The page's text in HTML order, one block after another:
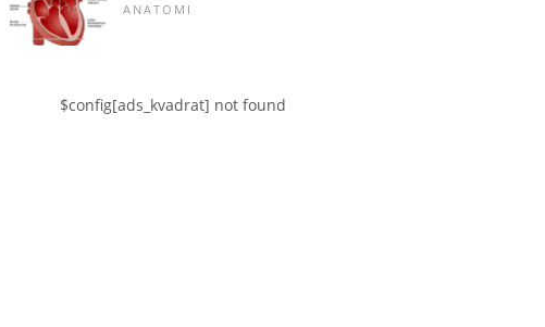
ANATOMI
$config[ads_kvadrat] not found